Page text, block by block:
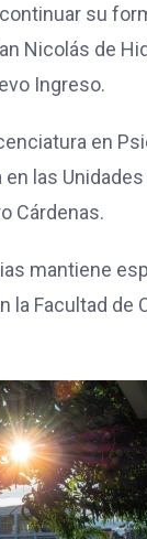
su
Nicolás de
Ingreso.
en
las
Cárdenas.
mantiene
Facultad de